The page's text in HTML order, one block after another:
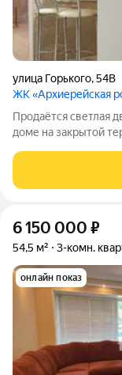
улица Горького,54В
ЖК «Архиерейская
Продаётся светлая
доме на закрытой
общественного
институт МВД,
6 150 000 ₽
54,5 м² 3-комн.
онлайн показ